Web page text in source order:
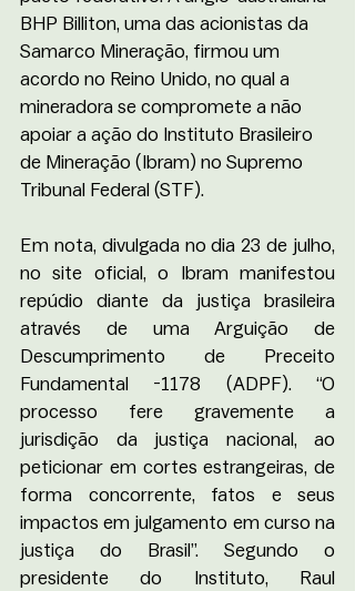
BHP Billiton, uma das acionistas da
Samarco Mineração, firmou um
acordo no Reino Unido, no qual a
mineradora se compromete a não
apoiar a ação do Instituto Brasileiro
de Mineração (Ibram) no Supremo
Tribunal Federal (STF).
Em nota, divulgada no dia 23 de julho,
no site oficial, o Ibram manifestou
repúdio diante da justiça brasileira
através de uma Arguição de
Descumprimento de Preceito
Fundamental -1178 (ADPF). “O
processo fere gravemente a
jurisdição da justiça nacional, ao
peticionar em cortes estrangeiras, de
forma concorrente, fatos e seus
impactos em julgamento em curso na
justiça do Brasil”. Segundo o
presidente do Instituto, Raul